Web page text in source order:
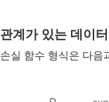
관계가 있는 데이
손실 함수 형식은 다음